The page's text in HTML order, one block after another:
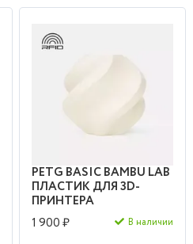
PETG BASIC BAMBU LAB
ПЛАСТИК ДЛЯ 3D-
ПРИНТЕРА
1 900 ₽
В наличии